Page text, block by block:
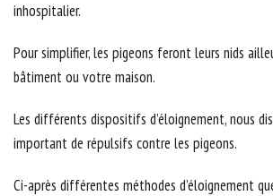
inhospitalier.
Pour simplifier, les pigeons feront leurs nids
bâtiment ou votre maison.
Les différents dispositifs d’éloignement, nous
important de répulsifs contre les pigeons.
Ci-après différentes méthodes d’éloignement